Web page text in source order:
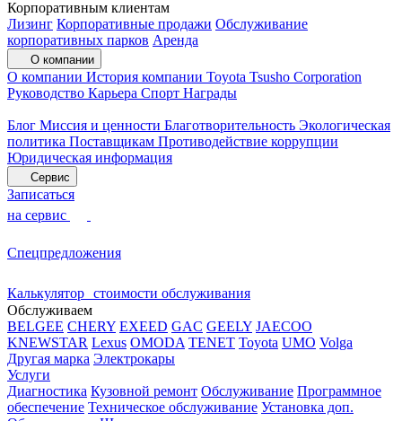
Корпоративным клиентам
Лизинг Корпоративные продажи Обслуживание
корпоративных парков Аренда
О компании
О компании История компании Toyota Tsusho Corporation
Руководство Карьера Спорт Награды
Блог Миссия и ценности Благотворительность Экологическая
политика Поставщикам Противодействие коррупции
Юридическая информация
Сервис
Записаться
на сервис
Спецпредложения
Калькулятор стоимости обслуживания
Обслуживаем
BELGEE CHERY EXEED GAC GEELY JAECOO
KNEWSTAR Lexus OMODA TENET Toyota UMO Volga
Другая марка Электрокары
Услуги
Диагностика Кузовной ремонт Обслуживание Программное
обеспечение Техническое обслуживание Установка доп.